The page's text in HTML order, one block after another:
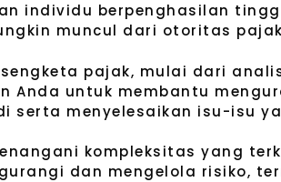
individu berpenghasilan
muncul dari otoritas
pajak, mulai dari
Anda untuk membantu
menyelesaikan isu-isu
kompleksitas yang
dan mengelola risiko,